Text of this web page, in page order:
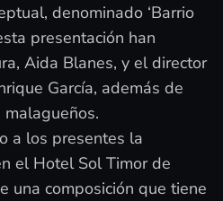
denominado ‘Barrio
presentación han
Aida Blanes, y el director
García, además de
a los presentes la
el Hotel Sol Timor de
una composición que tiene